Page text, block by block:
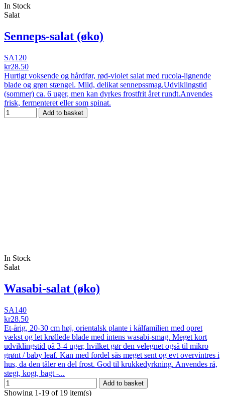
In Stock
Salat
Senneps-salat (øko)
SA120
kr28.50
Hurtigt voksende og hårdfør, rød-violet salat med rucola-lignende
blade og grøn stængel. Mild, delikat sennepssmag.Udviklingstid
(sommer) ca. 6 uger, men kan dyrkes frostfrit året rundt.Anvendes
frisk, fermenteret eller som spinat.
Add to basket
In Stock
Salat
Wasabi-salat (øko)
SA140
kr28.50
Et-årig, 20-30 cm høj, orientalsk plante i kålfamilien med opret
vækst og let krøllede blade med intens wasabi-smag. Meget kort
udviklingstid på 3-4 uger, hvilket gør den velegnet også til mikro
grønt / baby leaf. Kan med fordel sås meget sent og evt overvintres i
hus, da den tåler en del frost. God til krukkedyrkning. Anvendes rå,
stegt, kogt, bagt -...
Add to basket
Showing 1-19 of 19 item(s)